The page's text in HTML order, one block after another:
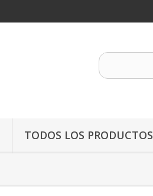
TODOS LOS PRODUCTOS